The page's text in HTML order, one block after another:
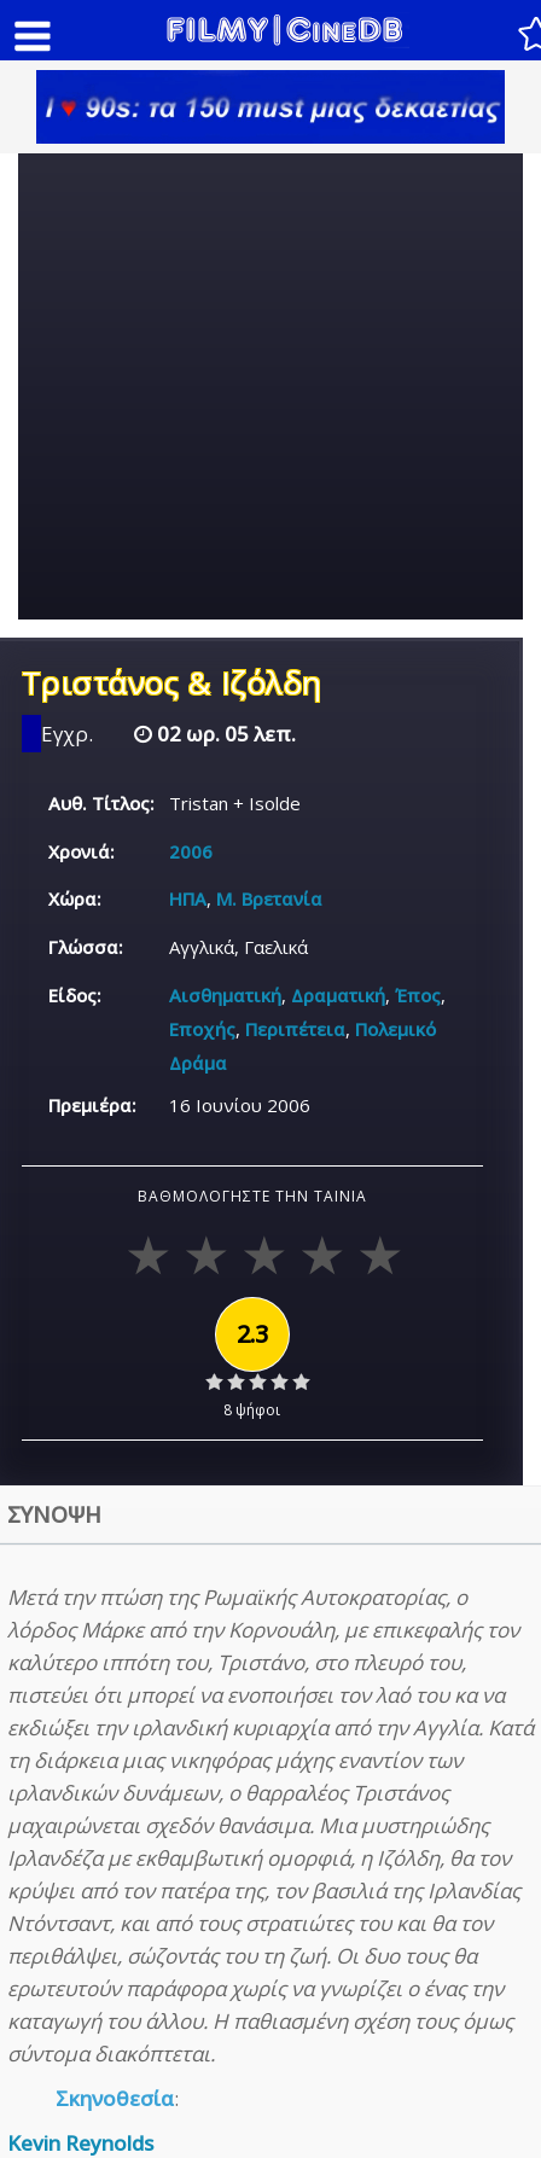
Τριστάνος & Ιζόλδη
Εγχρ. 02 ωρ. 05 λεπ.
Αυθ. Τίτλος:
Tristan + Isolde
Χρονιά:
2006
Χώρα:
ΗΠΑ, Μ. Βρετανία
Γλώσσα:
Αγγλικά, Γαελικά
Είδος:
Αισθηματική, Δραματική,Έπος,
Εποχής, Περιπέτεια, Πολεμικό
Δράμα
Πρεμιέρα:
16 Ιουνίου 2006
ΒΑΘΜΟΛΟΓΉΣΤΕ ΤΗΝ ΤΑΙΝΊΑ
2.3
8 ψήφοι
ΣΥΝΟΨΗ
Μετά την πτώση της Ρωμαϊκής Αυτοκρατορίας, ο
λόρδος Μάρκε από την Κορνουάλη, με επικεφαλής τον
καλύτερο ιππότη του, Τριστάνο, στο πλευρό του,
πιστεύει ότι μπορεί να ενοποιήσει τον λαό του κα να
εκδιώξει την ιρλανδική κυριαρχία από την Αγγλία. Κατά
τη διάρκεια μιας νικηφόρας μάχης εναντίον των
ιρλανδικών δυνάμεων, ο θαρραλέος Τριστάνος
μαχαιρώνεται σχεδόν θανάσιμα. Μια μυστηριώδης
Ιρλανδέζα με εκθαμβωτική ομορφιά, η Ιζόλδη, θα τον
κρύψει από τον πατέρα της, τον βασιλιά της Ιρλανδίας
Ντόντσαντ, και από τους στρατιώτες του και θα τον
περιθάλψει, σώζοντάς του τη ζωή. Οι δυο τους θα
ερωτευτούν παράφορα χωρίς να γνωρίζει ο ένας την
καταγωγή του άλλου. Η παθιασμένη σχέση τους όμως
σύντομα διακόπτεται.
Σκηνοθεσία:
Kevin Reynolds